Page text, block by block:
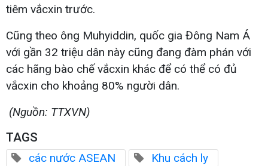
tiêm vắcxin trước.
Cũng theo ông Muhyiddin, quốc gia Đông Nam Á
với gần 32 triệu dân này cũng đang đàm phán với
các hãng bào chế vắcxin khác để có thể có đủ
vắcxin cho khoảng 80% người dân.
(Nguồn: TTXVN)
TAGS
các nước ASEAN
Khu cách ly